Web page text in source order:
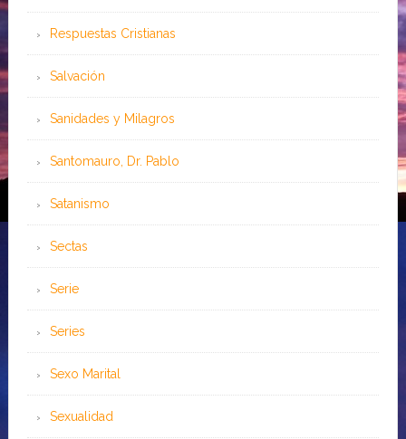
Respuestas Cristianas
Salvación
Sanidades y Milagros
Santomauro, Dr. Pablo
Satanismo
Sectas
Serie
Series
Sexo Marital
Sexualidad